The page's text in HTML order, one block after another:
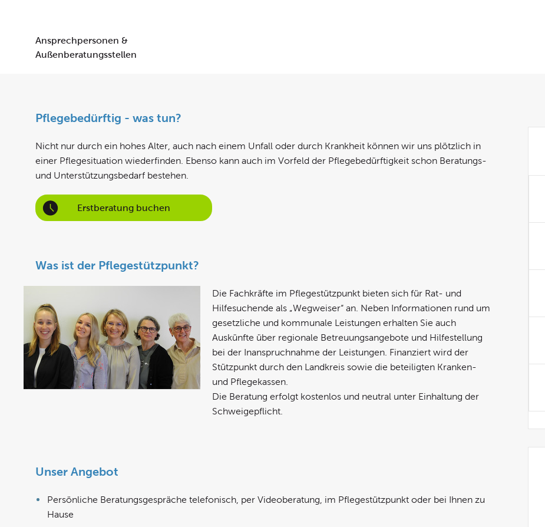
Ansprechpersonen &
Außenberatungsstellen
Pflegebedürftig - was tun?
Nicht nur durch ein hohes Alter, auch nach einem Unfall oder durch Krankheit können wir uns plötzlich in
einer Pflegesituation wiederfinden. Ebenso kann auch im Vorfeld der Pflegebedürftigkeit schon Beratungs-
und Unterstützungsbedarf bestehen.
Erstberatung buchen
Was ist der Pflegestützpunkt?
Die Fachkräfte im Pflegestützpunkt bieten sich für Rat- und
Hilfesuchende als „Wegweiser“ an. Neben Informationen rund um
gesetzliche und kommunale Leistungen erhalten Sie auch
Auskünfte über regionale Betreuungsangebote und Hilfestellung
bei der Inanspruchnahme der Leistungen. Finanziert wird der
Stützpunkt durch den Landkreis sowie die beteiligten Kranken-
und Pflegekassen.
Die Beratung erfolgt kostenlos und neutral unter Einhaltung der
Schweigepflicht.
Unser Angebot
Persönliche Beratungsgespräche telefonisch, per Videoberatung, im Pflegestützpunkt oder bei Ihnen zu
Hause